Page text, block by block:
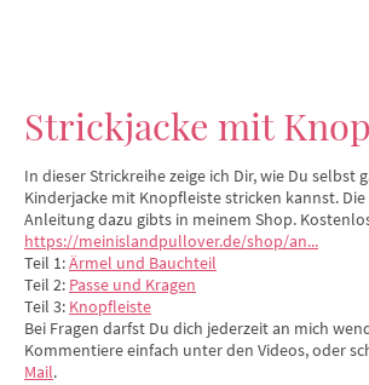
Strickjacke mit
In dieser Strickreihe zeige ich Dir, wie Du selbst
Kinderjacke mit Knopfleiste stricken kannst.
Anleitung dazu gibts in meinem Shop.
https://meinislandpullover.de/shop/an...
Teil 1:Ärmel und Bauchteil
Teil 2: Passe und Kragen
Teil 3: Knopfleiste
Bei Fragen darfst Du dich jederzeit an mich
Kommentiere einfach unter den Videos, oder
Mail.